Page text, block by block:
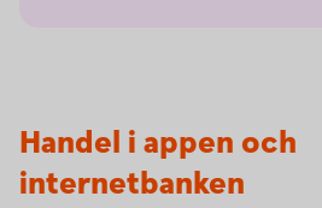
Handel i appen och
internetbanken